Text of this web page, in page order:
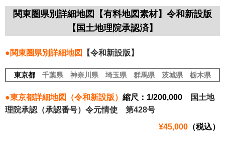
関東圏県別詳細地図【有料地図素材】令和新設版
【国土地理院承認済】
●関東圏県別詳細地図 【令和新設版】
東京都 千葉県 神奈川県 埼玉県 群馬県 茨城県 栃木県
●東京都詳細地図（令和新設版） 縮尺：1/200,000
国土地
理院承認（承認番号）令元情使 第428号
¥45,000 （税込）